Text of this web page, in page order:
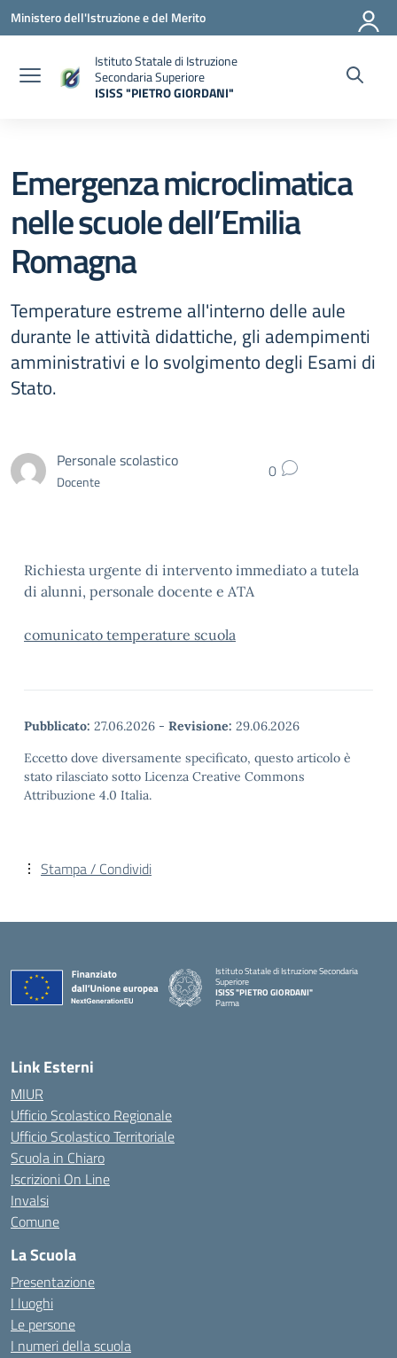
Vai ai contenuti
Vai al menu di navigazione
Vai al footer
Ministero dell'Istruzione e del Merito
Istituto Statale di Istruzione
Secondaria Superiore
ISISS "PIETRO GIORDANI"
Emergenza microclimatica
nelle scuole dell’Emilia
Romagna
Temperature estreme all'interno delle aule
durante le attività didattiche, gli adempimenti
amministrativi e lo svolgimento degli Esami di
Stato.
Personale scolastico
Docente 0
Richiesta urgente di intervento immediato a tutela
di alunni, personale docente e ATA
comunicato temperature scuola
Pubblicato: 27.06.2026 - Revisione: 29.06.2026
Eccetto dove diversamente specificato, questo articolo è
stato rilasciato sotto Licenza Creative Commons
Attribuzione 4.0 Italia.
Stampa / Condividi
Istituto Statale di Istruzione Secondaria
Superiore
ISISS "PIETRO GIORDANI"
Parma
Link Esterni
MIUR
Ufficio Scolastico Regionale
Ufficio Scolastico Territoriale
Scuola in Chiaro
Iscrizioni On Line
Invalsi
Comune
La Scuola
Presentazione
I luoghi
Le persone
I numeri della scuola